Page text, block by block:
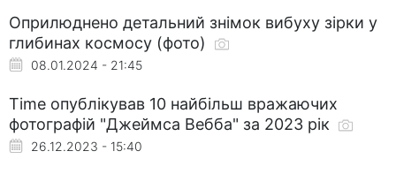
Оприлюднено детальний знімок вибуху зірки у
глибинах космосу (фото)
08.01.2024 - 21:45
Time опублікував 10 найбільш вражаючих
фотографій "Джеймса Вебба" за 2023 рік
26.12.2023 - 15:40